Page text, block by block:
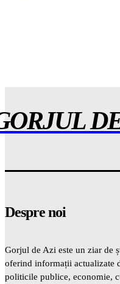
Despre noi
Gorjul de Azi este un ziar de
oferind informații actualizate
politicile publice, economie,